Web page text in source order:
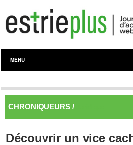
MENU
CHRONIQUEURS /
Découvrir un vice